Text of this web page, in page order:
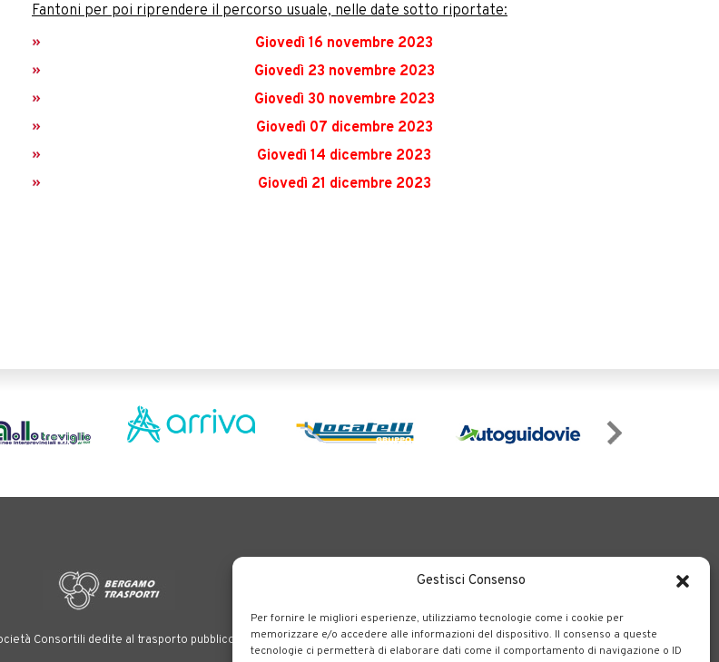
Gestisci Consenso
Per fornire le migliori esperienze, utilizziamo tecnologie come i cookie per
memorizzare e/o accedere alle informazioni del dispositivo. Il consenso a queste
tecnologie ci permetterà di elaborare dati come il comportamento di navigazione o ID
Fantoni per poi riprendere il percorso usuale, nelle date sotto riportate:
Giovedì 16 novembre 2023
Giovedì 23 novembre 2023
Giovedì 30 novembre 2023
Giovedì 07 dicembre 2023
Giovedì 14 dicembre 2023
Giovedì 21 dicembre 2023
Consortili dedite al trasporto pubblico locale su tutto il territorio bergamasco.